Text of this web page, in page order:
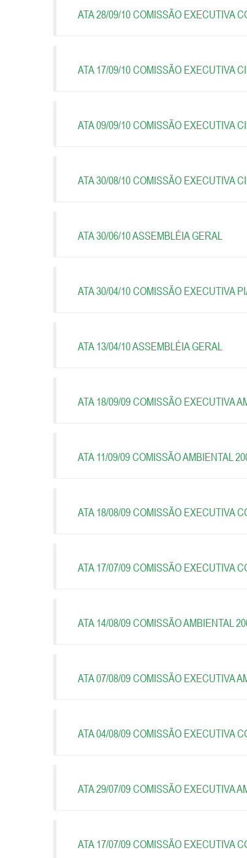
ATA 28/09/10 COMISSÃO EXECUTIVA
ATA 17/09/10 COMISSÃO EXECUTIVA
ATA 09/09/10 COMISSÃO EXECUTIVA
ATA 30/08/10 COMISSÃO EXECUTIVA
ATA 30/06/10 ASSEMBLÉIA GERAL
ATA 30/04/10 COMISSÃO EXECUTIVA
ATA 13/04/10 ASSEMBLÉIA GERAL
ATA 18/09/09 COMISSÃO EXECUTIVA
ATA 11/09/09 COMISSÃO AMBIENTAL
ATA 18/08/09 COMISSÃO EXECUTIVA
ATA 17/07/09 COMISSÃO EXECUTIVA
ATA 14/08/09 COMISSÃO AMBIENTAL
ATA 07/08/09 COMISSÃO EXECUTIVA
ATA 04/08/09 COMISSÃO EXECUTIVA
ATA 29/07/09 COMISSÃO EXECUTIVA
ATA 17/07/09 COMISSÃO EXECUTIVA